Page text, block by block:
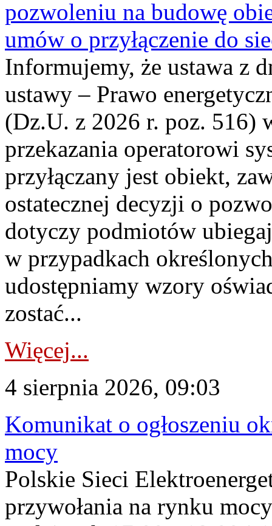
pozwoleniu na budowę
umów o przyłączenie do
Informujemy, że ustawa z
ustawy – Prawo
(Dz.U. z 2026 r. poz. 516)
przekazania operatorowi
przyłączany jest obiekt,
ostatecznej decyzji o
dotyczy podmiotów
w przypadkach
udostępniamy wzory
zostać...
Więcej...
4 sierpnia 2026, 09:03
Komunikat o ogłoszeniu
mocy
Polskie Sieci
przywołania na rynku